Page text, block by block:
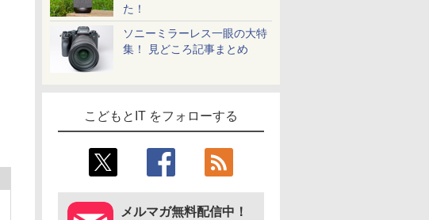
た！
ソニーミラーレス一眼の大特
集！ 見どころ記事まとめ
こどもとIT をフォローする
メルマガ無料配信中！